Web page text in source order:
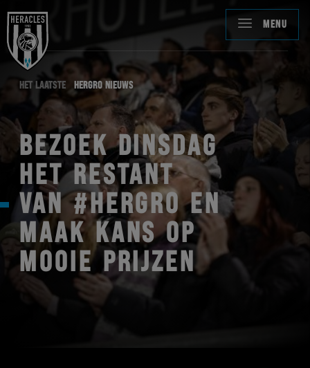
MENU
HET LAATSTE HERGRO NIEUWS
BEZOEK DINSDAG
HET RESTANT
VAN #HERGRO EN
MAAK KANS OP
MOOIE PRIJZEN